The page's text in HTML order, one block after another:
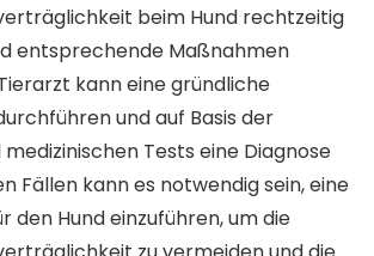
beim Hund rechtzeitig
entsprechende Maßnahmen
kann eine gründliche
und auf Basis der
Tests eine Diagnose
Fällen kann es notwendig sein, eine
den Hund einzuführen, um die